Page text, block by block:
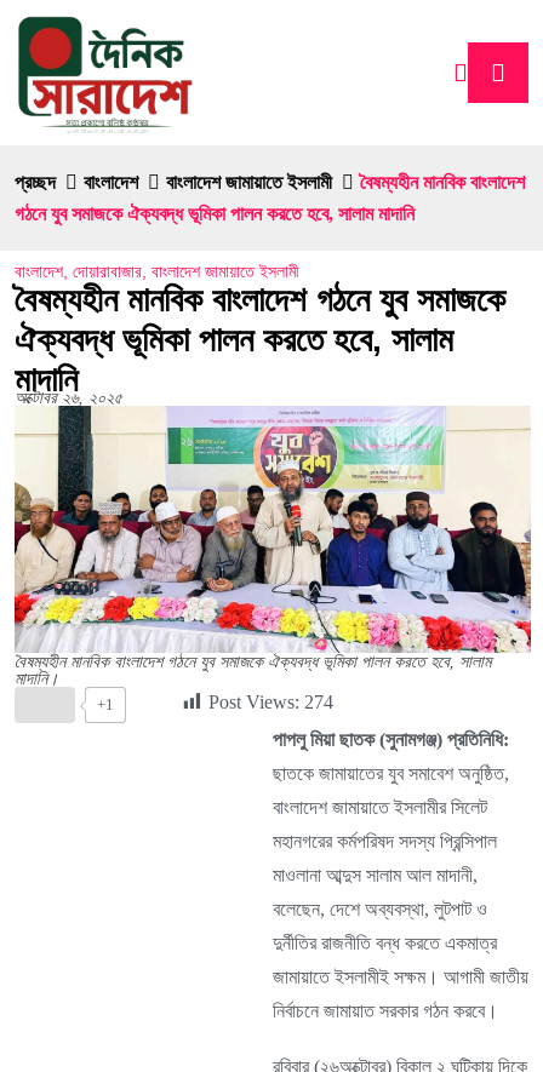
প্রচ্ছদ বাংলাদেশ বাংলাদেশ জামায়াতে ইসলামী
বৈষম্যহীন মানবিক বাংলাদেশ
গঠনে যুব সমাজকে ঐক্যবদ্ধ ভূমিকা পালন করতে হবে, সালাম মাদানি
বাংলাদেশ, দোয়ারাবাজার, বাংলাদেশ জামায়াতে ইসলামী
বৈষম্যহীন মানবিক বাংলাদেশ গঠনে যুব সমাজকে
ঐক্যবদ্ধ ভূমিকা পালন করতে হবে, সালাম
মাদানি
অক্টোবর ২৬, ২০২৫
বৈষম্যহীন মানবিক বাংলাদেশ গঠনে যুব সমাজকে ঐক্যবদ্ধ ভূমিকা পালন করতে হবে, সালাম
মাদানি।
+1 Post Views: 274
পাপলু মিয়া ছাতক (সুনামগঞ্জ) প্রতিনিধি:
ছাতকে জামায়াতের যুব সমাবেশ অনুষ্ঠিত,
বাংলাদেশ জামায়াতে ইসলামীর সিলেট
মহানগরের কর্মপরিষদ সদস্য প্রিন্সিপাল
মাওলানা আব্দুস সালাম আল মাদানী,
বলেছেন, দেশে অব্যবস্থা, লুটপাট ও
দুর্নীতির রাজনীতি বন্ধ করতে একমাত্র
জামায়াতে ইসলামীই সক্ষম। আগামী জাতীয়
নির্বাচনে জামায়াত সরকার গঠন করবে।
রবিবার (২৬অক্টোবর) বিকাল ২ ঘটিকায় দিকে